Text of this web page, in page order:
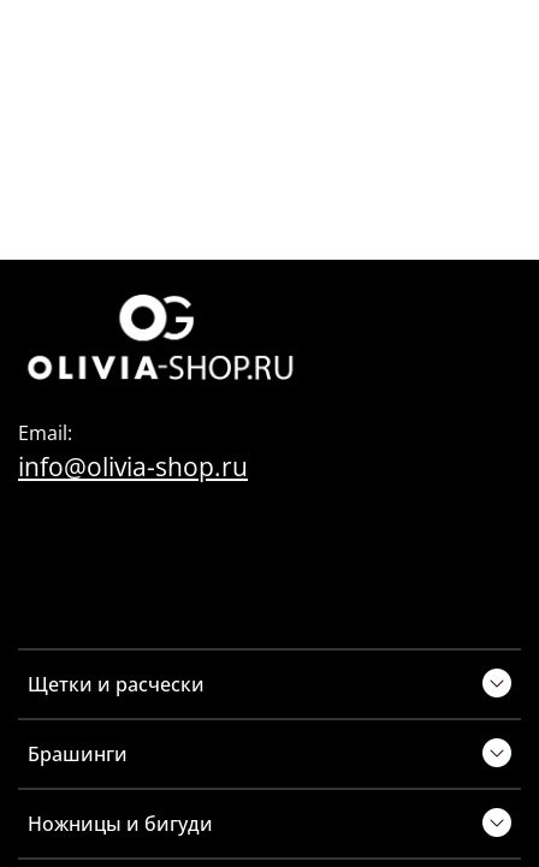
Щетки и расчески
Брашинги
Ножницы и бигуди
Email:
info@olivia-shop.ru